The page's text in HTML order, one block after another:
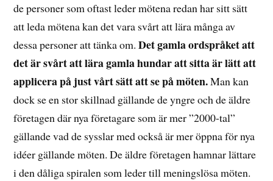
de personer som oftast leder mötena redan har sitt sätt
att leda mötena kan det vara svårt att lära många av
dessa personer att tänka om.Det gamla ordspråket att
det är svårt att lära gamla hundar att sitta är lätt att
applicera på just vårt sätt att se på möten.Man kan
dock se en stor skillnad gällande de yngre och de äldre
företagen där nya företagare som är mer ”2000-tal”
gällande vad de sysslar med också är mer öppna för nya
idéer gällande möten. De äldre företagen hamnar lättare
i den dåliga spiralen som leder till meningslösa möten.